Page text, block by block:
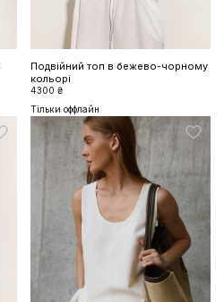
Подвійний топ в бежево-чорному
кольорі
4300 ₴
Тільки оффлайн